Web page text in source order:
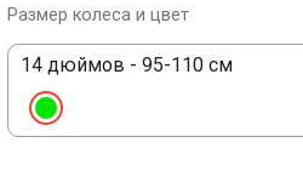
Размер колеса и цвет
14 дюймов - 95-110 см